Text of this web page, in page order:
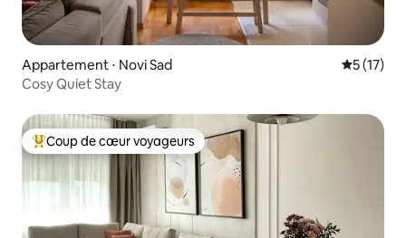
Appartement ⋅ Novi Sad
5 (17)
Cosy Quiet Stay
Coups de cœur voyageurs les plus appréciés
Coup de cœur voyageurs